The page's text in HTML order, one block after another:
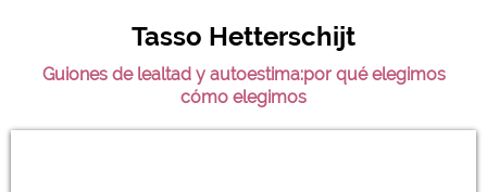
Tasso Hetterschijt
Guiones de lealtad y autoestima:por qué elegimos
cómo elegimos